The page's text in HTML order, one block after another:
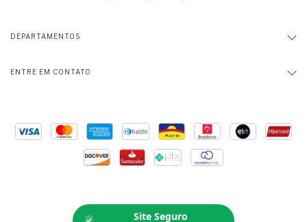
DEPARTAMENTOS
ENTRE EM CONTATO
Site Seguro